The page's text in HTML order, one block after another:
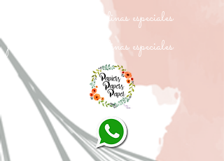
papel texturizado cartulinas especiales
papel texturizado cartulinas especiales